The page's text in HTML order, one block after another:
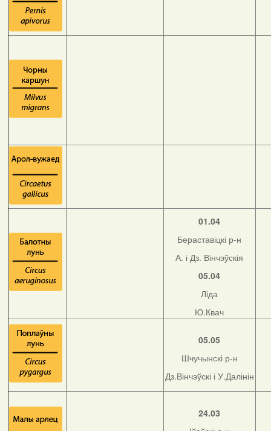
01.04
Бераставіцкі р-н
А. і Дз. Вінчэўскія
05.04
Ліда
Ю.Квач
05.05
Шчучынскі р-н
Дз.Вінчэўскі і У.Далінін
24.03